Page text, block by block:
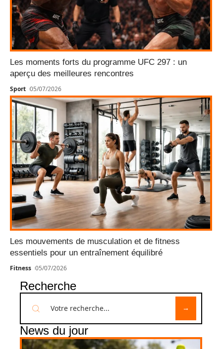
Les moments forts du programme UFC 297 : un
aperçu des meilleures rencontres
Sport 05/07/2026
Les mouvements de musculation et de fitness
essentiels pour un entraînement équilibré
Fitness 05/07/2026
Recherche
News du jour